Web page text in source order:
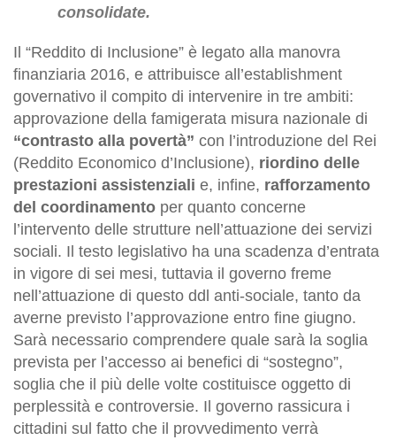
consolidate.
Il “Reddito di Inclusione” è legato alla manovra
finanziaria 2016, e attribuisce all’establishment
governativo il compito di intervenire in tre ambiti:
approvazione della famigerata misura nazionale di
“contrasto alla povertà” con l’introduzione del Rei
(Reddito Economico d’Inclusione), riordino delle
prestazioni assistenziali e, infine, rafforzamento
del coordinamento per quanto concerne
l’intervento delle strutture nell’attuazione dei servizi
sociali. Il testo legislativo ha una scadenza d’entrata
in vigore di sei mesi, tuttavia il governo freme
nell’attuazione di questo ddl anti-sociale, tanto da
averne previsto l’approvazione entro fine giugno.
Sarà necessario comprendere quale sarà la soglia
prevista per l’accesso ai benefici di “sostegno”,
soglia che il più delle volte costituisce oggetto di
perplessità e controversie. Il governo rassicura i
cittadini sul fatto che il provvedimento verrà